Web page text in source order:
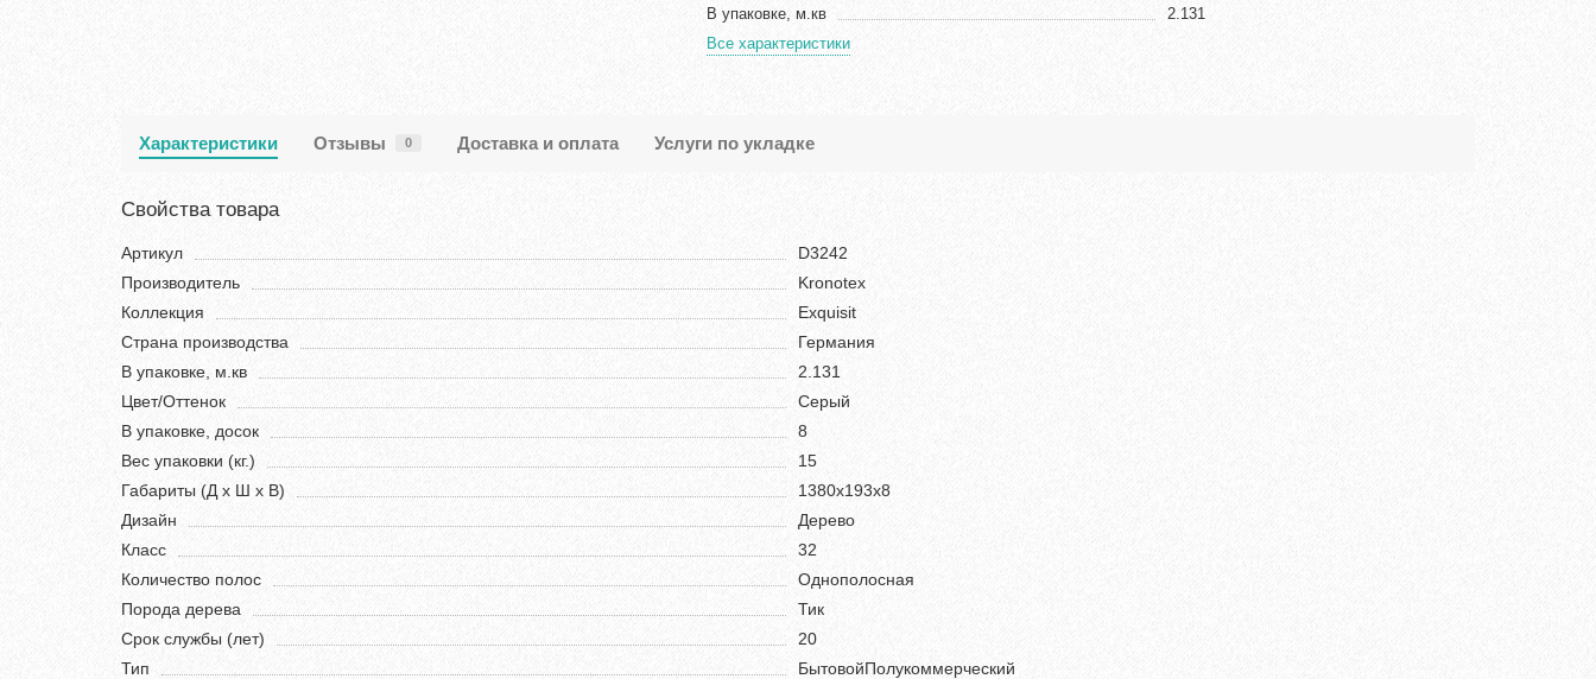
В упаковке, м.кв
2.131
Все характеристики
Характеристики Отзывы 0 Доставка и оплата Услуги по укладке
Свойства товара
Артикул
D3242
Производитель
Kronotex
Коллекция
Exquisit
Страна производства
Германия
В упаковке, м.кв
2.131
Цвет/Оттенок
Серый
В упаковке, досок
8
Вес упаковки (кг.)
15
Габариты (Д х Ш х В)
1380х193х8
Дизайн
Дерево
Класс
32
Количество полос
Однополосная
Порода дерева
Тик
Срок службы (лет)
20
Тип
БытовойПолукоммерческий